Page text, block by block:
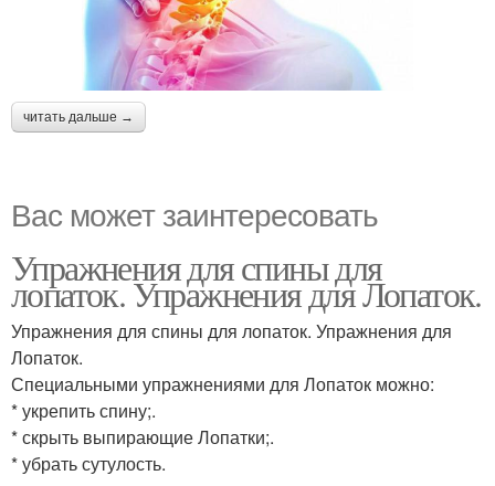
читать дальше →
Вас может заинтересовать
Упражнения для спины для
лопаток. Упражнения для Лопаток.
Упражнения для спины для лопаток. Упражнения для
Лопаток.
Специальными упражнениями для Лопаток можно:
* укрепить спину;.
* скрыть выпирающие Лопатки;.
* убрать сутулость.